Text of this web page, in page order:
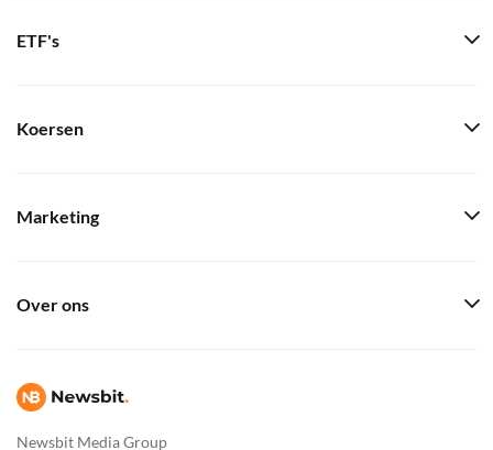
Newsbit Media Group
ETF's
Koersen
Marketing
Over ons